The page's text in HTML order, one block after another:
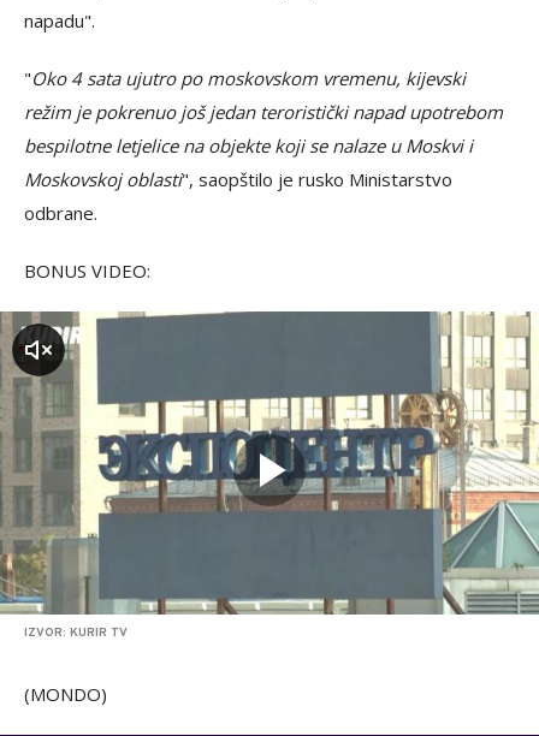
napadu".
"Oko 4 sata ujutro po moskovskom vremenu, kijevski
režim je pokrenuo još jedan teroristički napad upotrebom
bespilotne letjelice na objekte koji se nalaze u Moskvi i
Moskovskoj oblasti", saopštilo je rusko Ministarstvo
odbrane.
BONUS VIDEO:
IZVOR: KURIR TV
(MONDO)